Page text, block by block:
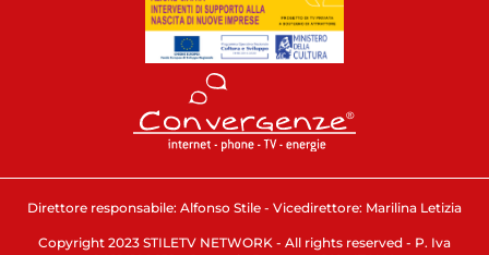
Direttore responsabile: Alfonso Stile - Vicedirettore: Marilina Letizia
Copyright 2023 STILETV NETWORK - All rights reserved - P. Iva